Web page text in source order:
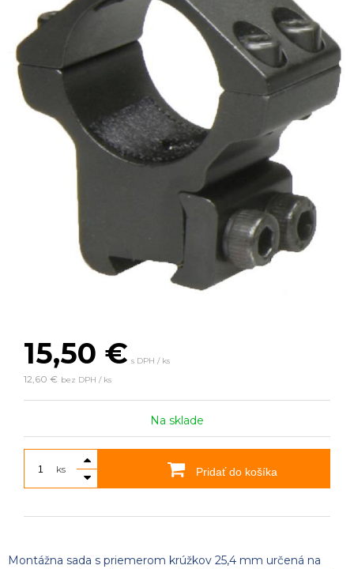
15,50 € s DPH / ks
12,60 € bez DPH / ks
Na sklade
ks Pridať do košíka
Montážna sada s priemerom krúžkov 25,4 mm určená na